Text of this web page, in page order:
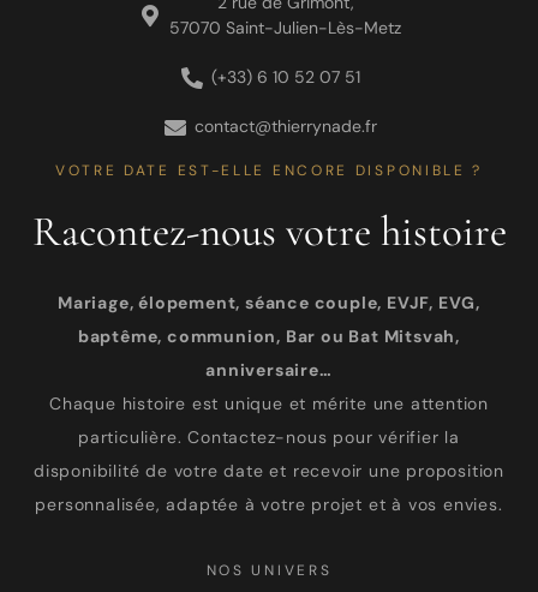
57070 Saint-Julien-Lès-Metz
(+33) 6 10 52 07 51
contact@thierrynade.fr
VOTRE DATE EST-ELLE ENCORE DISPONIBLE ?
Racontez-nous votre histoire
Mariage, élopement, séance couple, EVJF, EVG,
baptême, communion, Bar ou Bat Mitsvah,
anniversaire…
Chaque histoire est unique et mérite une attention
particulière. Contactez-nous pour vérifier la
disponibilité de votre date et recevoir une proposition
personnalisée, adaptée à votre projet et à vos envies.
NOS UNIVERS